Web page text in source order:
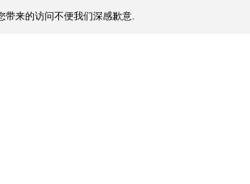
来的访问不便我们深感歉意.